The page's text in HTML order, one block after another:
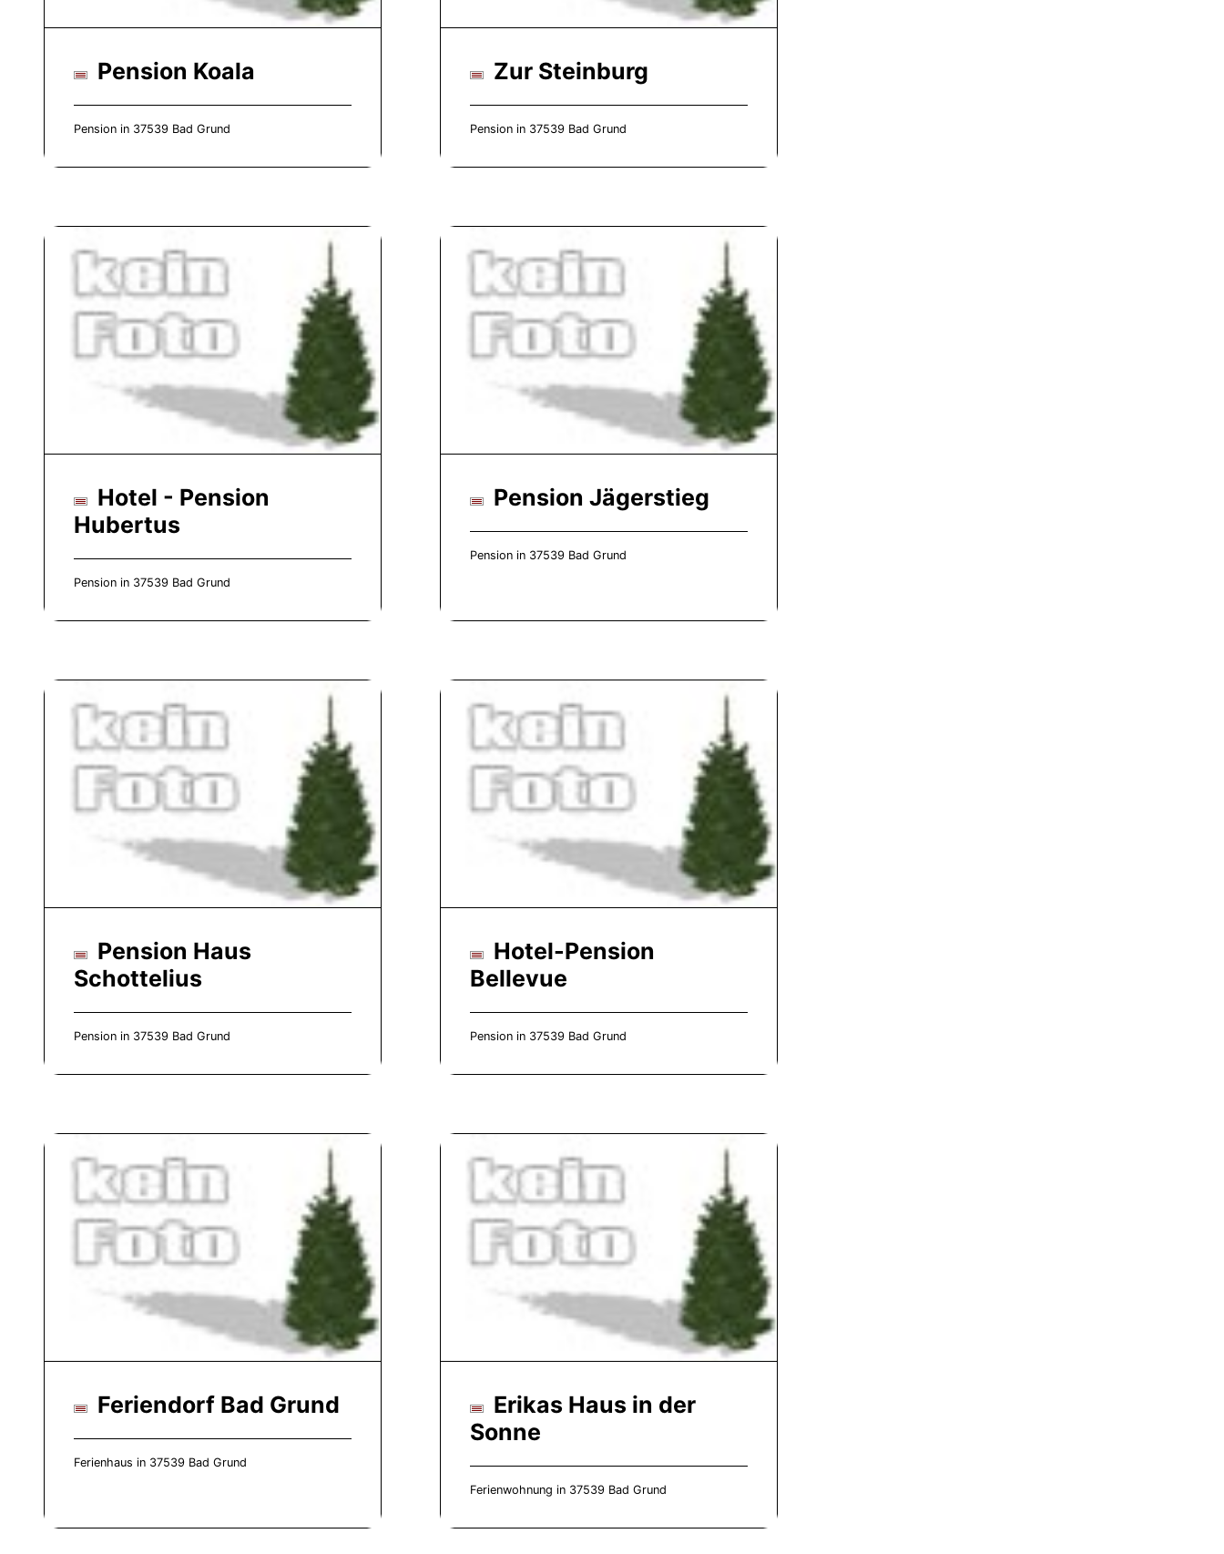
Pension Koala
Pension in 37539 Bad Grund
Zur Steinburg
Pension in 37539 Bad Grund
Hotel - Pension
Hubertus
Pension in 37539 Bad Grund
Pension Jägerstieg
Pension in 37539 Bad Grund
Pension Haus
Schottelius
Pension in 37539 Bad Grund
Hotel-Pension
Bellevue
Pension in 37539 Bad Grund
Feriendorf Bad Grund
Ferienhaus in 37539 Bad Grund
Erikas Haus in der
Sonne
Ferienwohnung in 37539 Bad Grund